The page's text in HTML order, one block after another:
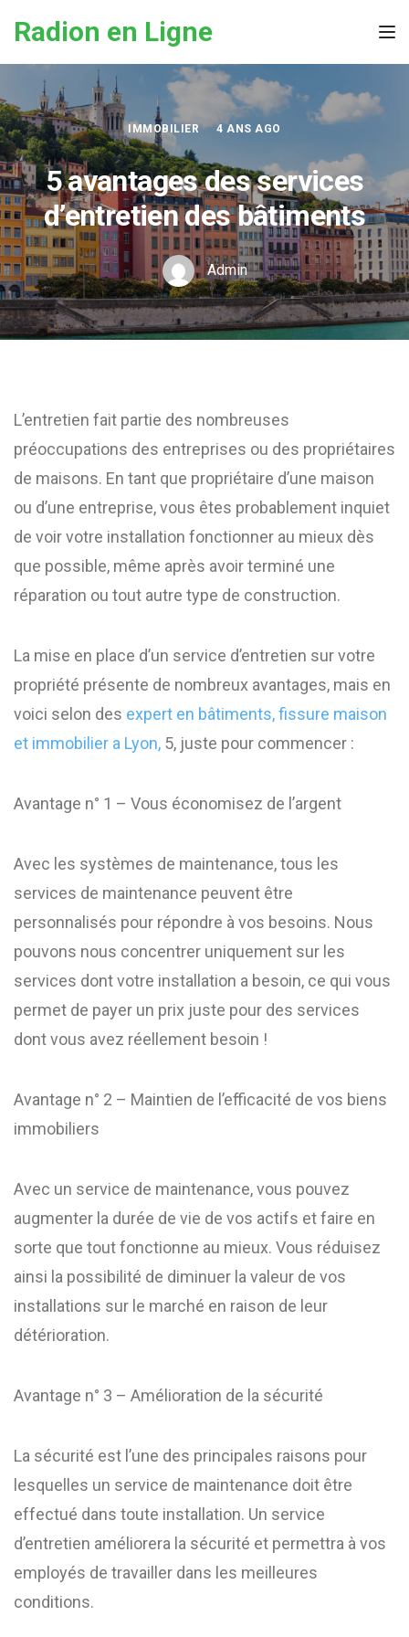
Radion en Ligne
IMMOBILIER 4 ANS AGO
5 avantages des services
d’entretien des bâtiments
Admin
L’entretien fait partie des nombreuses
préoccupations des entreprises ou des propriétaires
de maisons. En tant que propriétaire d’une maison
ou d’une entreprise, vous êtes probablement inquiet
de voir votre installation fonctionner au mieux dès
que possible, même après avoir terminé une
réparation ou tout autre type de construction.
La mise en place d’un service d’entretien sur votre
propriété présente de nombreux avantages, mais en
voici selon des expert en bâtiments, fissure maison
et immobilier a Lyon, 5, juste pour commencer :
Avantage n° 1 – Vous économisez de l’argent
Avec les systèmes de maintenance, tous les
services de maintenance peuvent être
personnalisés pour répondre à vos besoins. Nous
pouvons nous concentrer uniquement sur les
services dont votre installation a besoin, ce qui vous
permet de payer un prix juste pour des services
dont vous avez réellement besoin !
Avantage n° 2 – Maintien de l’efficacité de vos biens
immobiliers
Avec un service de maintenance, vous pouvez
augmenter la durée de vie de vos actifs et faire en
sorte que tout fonctionne au mieux. Vous réduisez
ainsi la possibilité de diminuer la valeur de vos
installations sur le marché en raison de leur
détérioration.
Avantage n° 3 – Amélioration de la sécurité
La sécurité est l’une des principales raisons pour
lesquelles un service de maintenance doit être
effectué dans toute installation. Un service
d’entretien améliorera la sécurité et permettra à vos
employés de travailler dans les meilleures
conditions.